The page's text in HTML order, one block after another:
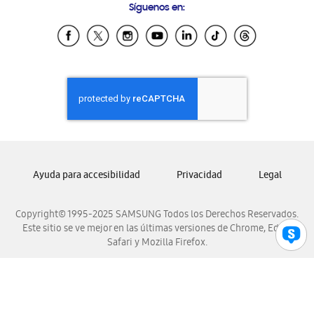
Samsung Ecuador
Samsung El Salvador
Samsung Honduras
Samsung Nicaragua
Samsung Panamá
Samsung Venezuela
Síguenos en:
Copyright© 1995-2025 SAMSUNG Todos los Derechos Reservados.
Este sitio se ve mejor en las últimas versiones de Chrome, Edge,
Safari y Mozilla Firefox.
Ayuda para accesibilidad Privacidad Legal